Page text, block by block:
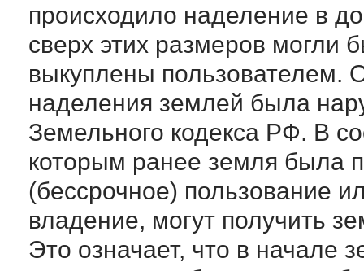
происходило наделение в
сверх этих размеров могли
выкуплены пользователем.
наделения землей была
Земельного кодекса РФ. В
которым ранее земля была
(бессрочное) пользование
владение, могут получить
Это означает, что в